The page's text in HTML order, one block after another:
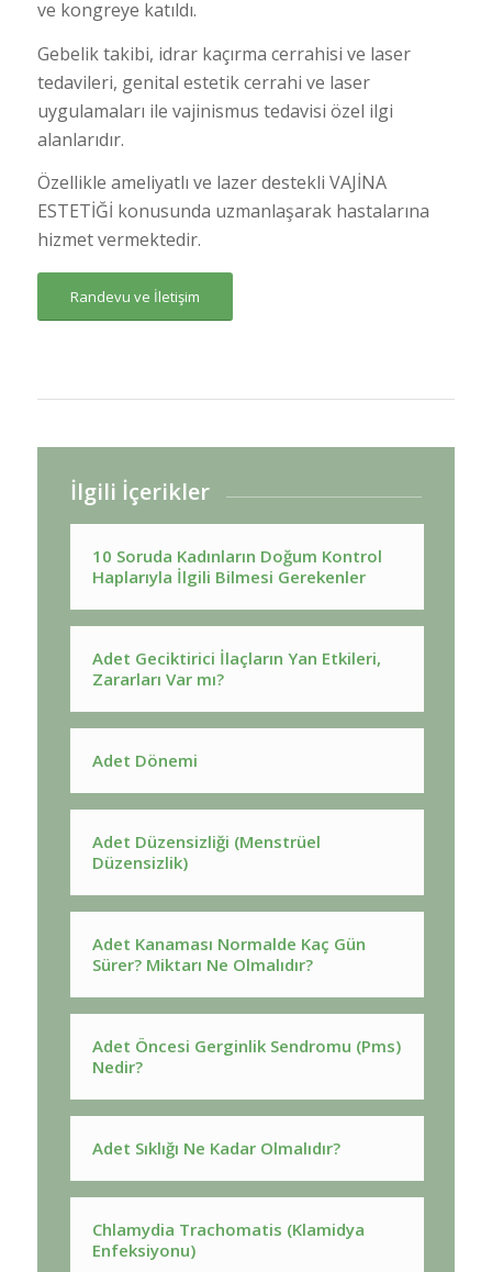
ve kongreye katıldı.
Gebelik takibi, idrar kaçırma cerrahisi ve laser
tedavileri, genital estetik cerrahi ve laser
uygulamaları ile vajinismus tedavisi özel ilgi
alanlarıdır.
Özellikle ameliyatlı ve lazer destekli VAJİNA
ESTETİĞİ konusunda uzmanlaşarak hastalarına
hizmet vermektedir.
Randevu ve İletişim
İlgili İçerikler
10 Soruda Kadınların Doğum Kontrol
Haplarıyla İlgili Bilmesi Gerekenler
Adet Geciktirici İlaçların Yan Etkileri,
Zararları Var mı?
Adet Dönemi
Adet Düzensizliği (Menstrüel
Düzensizlik)
Adet Kanaması Normalde Kaç Gün
Sürer? Miktarı Ne Olmalıdır?
Adet Öncesi Gerginlik Sendromu (Pms)
Nedir?
Adet Sıklığı Ne Kadar Olmalıdır?
Chlamydia Trachomatis (Klamidya
Enfeksiyonu)